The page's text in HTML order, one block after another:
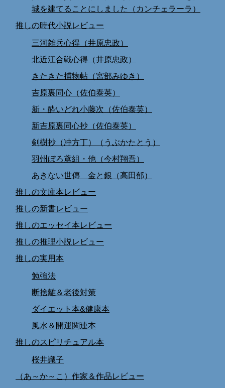
城を建てることにしました（カンチェラーラ）
推しの時代小説レビュー
三河雑兵心得（井原忠政）
北近江合戦心得（井原忠政）
きたきた捕物帖（宮部みゆき）
吉原裏同心（佐伯泰英）
新・酔いどれ小藤次（佐伯泰英）
新吉原裏同心抄（佐伯泰英）
剣樹抄（冲方丁）（うぶかたとう）
羽州ぼろ鳶組・他（今村翔吾）
あきない世傳 金と銀（高田郁）
推しの文庫本レビュー
推しの新書レビュー
推しのエッセイ本レビュー
推しの推理小説レビュー
推しの実用本
勉強法
断捨離＆老後対策
ダイエット本&健康本
風水＆開運関連本
推しのスピリチュアル本
桜井識子
（あ～か～こ）作家＆作品レビュー